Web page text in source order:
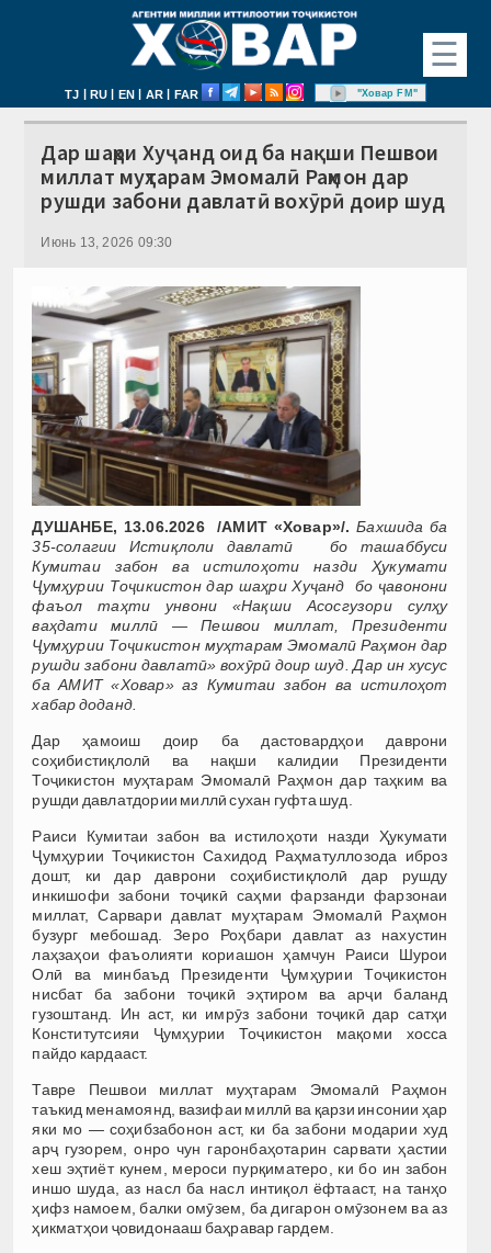
☰
TJ | RU | EN | AR | FAR "Ховар FM"
Дар шаҳри Хуҷанд оид ба нақши Пешвои
миллат муҳтарам Эмомалӣ Раҳмон дар
рушди забони давлатӣ вохӯрӣ доир шуд
Июнь 13, 2026 09:30
ДУШАНБЕ, 13.06.2026 /АМИТ «Ховар»/. Бахшида ба
35-солагии Истиқлоли давлатӣ бо ташаббуси
Кумитаи забон ва истилоҳоти назди Ҳукумати
Ҷумҳурии Тоҷикистон дар шаҳри Хуҷанд бо ҷавонони
фаъол таҳти унвони «Нақши Асосгузори сулҳу
ваҳдати миллӣ — Пешвои миллат, Президенти
Ҷумҳурии Тоҷикистон муҳтарам Эмомалӣ Раҳмон дар
рушди забони давлатӣ» вохӯрӣ доир шуд.Дар ин хусус
ба АМИТ «Ховар» аз Кумитаи забон ва истилоҳот
хабар доданд.
Дар ҳамоиш доир ба дастовардҳои даврони
соҳибистиқлолӣ ва нақши калидии Президенти
Тоҷикистон муҳтарам Эмомалӣ Раҳмон дар таҳким ва
рушди давлатдории миллӣ сухан гуфта шуд.
Раиси Кумитаи забон ва истилоҳоти назди Ҳукумати
Ҷумҳурии Тоҷикистон Сахидод Раҳматуллозода иброз
дошт, ки дар даврони соҳибистиқлолӣ дар рушду
инкишофи забони тоҷикӣ саҳми фарзанди фарзонаи
миллат, Сарвари давлат муҳтарам Эмомалӣ Раҳмон
бузург мебошад. Зеро Роҳбари давлат аз нахустин
лаҳзаҳои фаъолияти кориашон ҳамчун Раиси Шурои
Олӣ ва минбаъд Президенти Ҷумҳурии Тоҷикистон
нисбат ба забони тоҷикӣ эҳтиром ва арҷи баланд
гузоштанд. Ин аст, ки имрӯз забони тоҷикӣ дар сатҳи
Конститутсияи Ҷумҳурии Тоҷикистон мақоми хосса
пайдо кардааст.
Тавре Пешвои миллат муҳтарам Эмомалӣ Раҳмон
таъкид менамоянд, вазифаи миллӣ ва қарзи инсонии ҳар
яки мо — соҳибзабонон аст, ки ба забони модарии худ
арҷ гузорем, онро чун гаронбаҳотарин сарвати ҳастии
хеш эҳтиёт кунем, мероси пурқиматеро, ки бо ин забон
иншо шуда, аз насл ба насл интиқол ёфтааст, на танҳо
ҳифз намоем, балки омӯзем, ба дигарон омӯзонем ва аз
ҳикматҳои ҷовидонааш баҳравар гардем.